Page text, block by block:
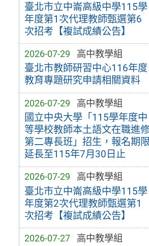
臺北市立中崙高級中學115學
年度第1次代理教師甄選第6
次招考【複試成績公告】
2026-07-29 高中教學組
臺北市教師研習中心116年度
教育專題研究申請相關資料
2026-07-29 高中教學組
國立中央大學「115學年度中
等學校教師本土語文在職進
第二專長班」招生，報名期限
延長至115年7月30日止
2026-07-29 高中教學組
臺北市立中崙高級中學115學
年度第2次代理教師甄選第1
次招考【複試成績公告】
2026-07-27 高中教學組